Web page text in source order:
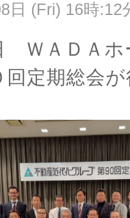
日 (Fri) 16時:12
ＷＡＤＡホ
回定期総会